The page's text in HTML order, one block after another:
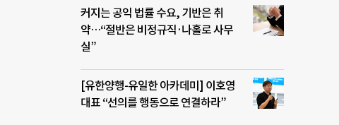
커지는 공익 법률 수요, 기반은 취
약…“절반은 비정규직·나홀로 사무
실”
[유한양행-유일한 아카데미] 이호영
대표 “선의를 행동으로 연결하라”